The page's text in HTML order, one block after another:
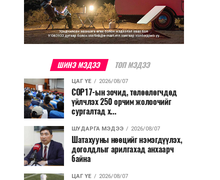
ШИНЭ МЭДЭЭ ТОП МЭДЭЭ
ЦАГ ҮЕ 2026/08/07
COP17-ын зочид, төлөөлөгчдөд
үйлчлэх 250 орчим жолоочийг
сургалтад х...
ШУДАРГА МЭДЭЭ 2026/08/07
Шатахууны нөөцийг нэмэгдүүлэх,
доголдлыг арилгахад анхаарч
байна
ЦАГ ҮЕ 2026/08/07